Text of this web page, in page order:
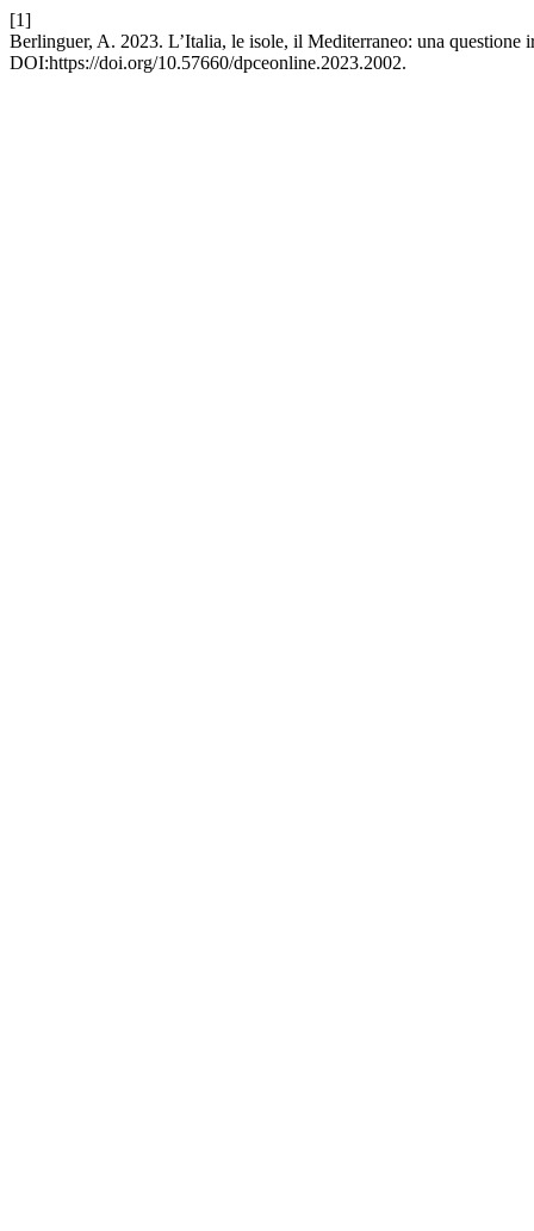
[1]
Berlinguer, A. 2023. L’Italia, le isole, il Mediterraneo: una questione
DOI:https://doi.org/10.57660/dpceonline.2023.2002.